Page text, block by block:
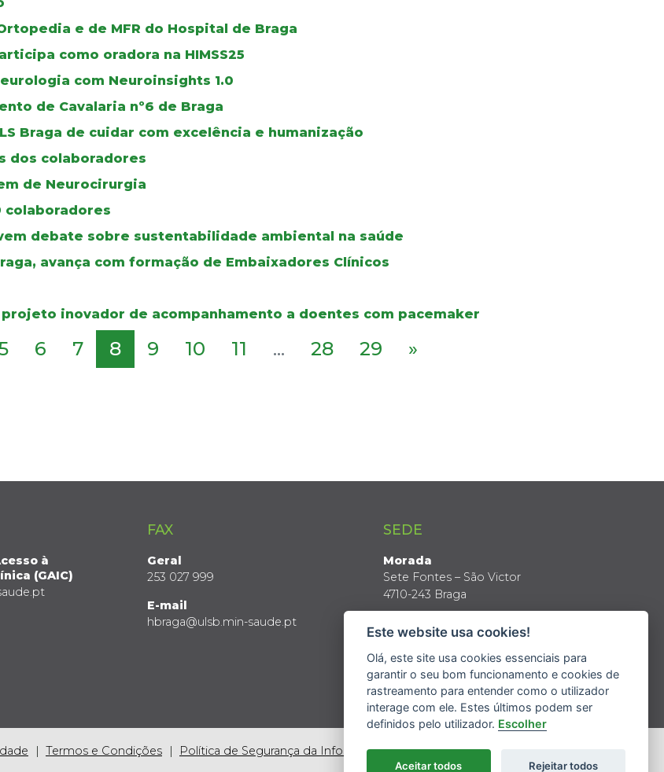
e de MFR do Hospital de Braga
como oradora na HIMSS25
com Neuroinsights 1.0
de Cavalaria nº6 de Braga
Braga de cuidar com excelência e humanização
dos colaboradores
de Neurocirurgia
colaboradores
debate sobre sustentabilidade ambiental na saúde
avança com formação de Embaixadores Clínicos
inovador de acompanhamento a doentes com pacemaker
6 7 8 9 10 11 ... 28 29 »
à
(GAIC)
FAX
Geral
253 027 999
E-mail
hbraga@ulsb.min-saude.pt
SEDE
Morada
Sete Fontes – São Victor
4710-243 Braga
Latitude: 41º 34’ N
Longitude: 8º 24’ W
Termos e Condições
Política de Segurança da Informação
Este website usa cookies!
Olá, este site usa cookies essenciais para
garantir o seu bom funcionamento e cookies de
rastreamento para entender como o utilizador
interage com ele. Estes últimos podem ser
definidos pelo utilizador. Escolher
Aceitar todos Rejeitar todos